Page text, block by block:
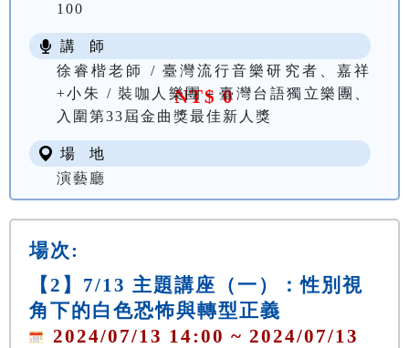
NT$ 0
100
講 師
徐睿楷老師 / 臺灣流行音樂研究者、嘉祥
+小朱 / 裝咖人樂團－臺灣台語獨立樂團、
入圍第33屆金曲獎最佳新人獎
場 地
演藝廳
場次:
【2】7/13 主題講座（一）：性別視
角下的白色恐怖與轉型正義
2024/07/13 14:00 ~ 2024/07/13